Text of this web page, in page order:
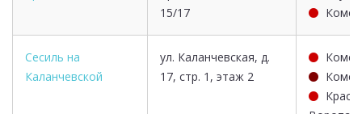
15/17
Сесиль на
Каланчевской
ул. Каланчевская, д.
17, стр. 1, этаж 2